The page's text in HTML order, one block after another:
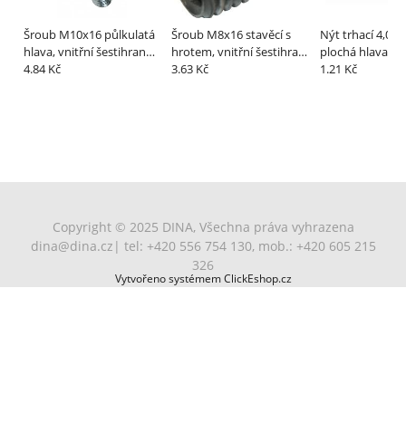
Šroub M10x16 půlkulatá
hlava, vnitřní šestihran
Zn
4.84 Kč
Šroub M8x16 stavěcí s
hrotem, vnitřní šestihran
(červík)
3.63 Kč
Nýt trhací
plochá hlava
1.21 Kč
Copyright © 2025 DINA, Všechna práva vyhrazena
dina@dina.cz | tel: +420 556 754 130, mob.: +420 605 215
326
Vytvořeno systémem ClickEshop.cz